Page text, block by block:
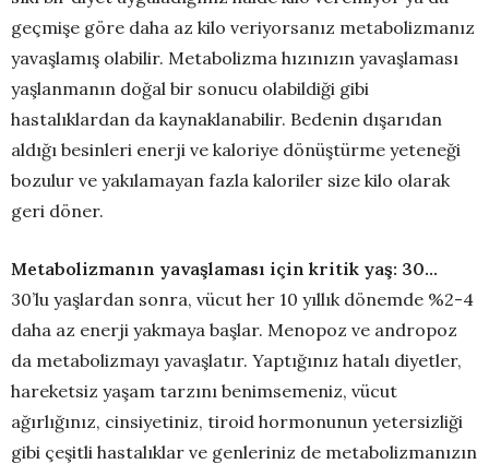
geçmişe göre daha az kilo veriyorsanız metabolizmanız
yavaşlamış olabilir. Metabolizma hızınızın yavaşlaması
yaşlanmanın doğal bir sonucu olabildiği gibi
hastalıklardan da kaynaklanabilir. Bedenin dışarıdan
aldığı besinleri enerji ve kaloriye dönüştürme yeteneği
bozulur ve yakılamayan fazla kaloriler size kilo olarak
geri döner.
Metabolizmanın yavaşlaması için kritik yaş: 30…
30’lu yaşlardan sonra, vücut her 10 yıllık dönemde %2-4
daha az enerji yakmaya başlar. Menopoz ve andropoz
da metabolizmayı yavaşlatır. Yaptığınız hatalı diyetler,
hareketsiz yaşam tarzını benimsemeniz, vücut
ağırlığınız, cinsiyetiniz, tiroid hormonunun yetersizliği
gibi çeşitli hastalıklar ve genleriniz de metabolizmanızın